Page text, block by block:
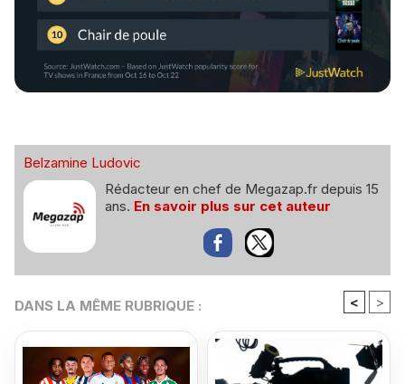
Belzamine Ludovic
Rédacteur en chef de Megazap.fr depuis 15
ans. En savoir plus sur cet auteur
DANS LA MÊME RUBRIQUE : < >